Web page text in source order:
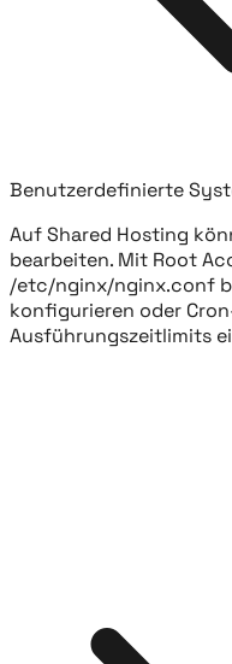
Benutzerdefinierte
Auf Shared Hosting
bearbeiten. Mit Root
/etc/nginx/nginx.conf
konfigurieren oder
Ausführungszeitlimits